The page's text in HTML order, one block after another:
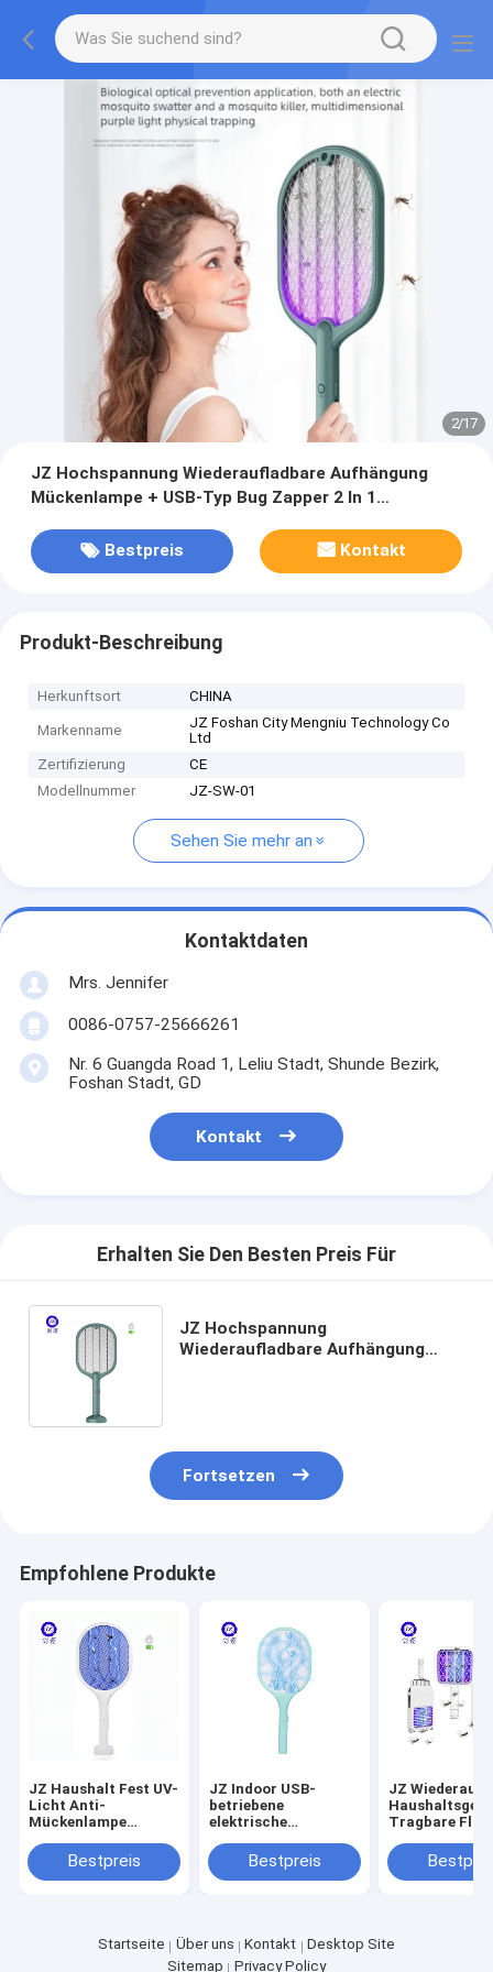
2/17
JZ Hochspannung Wiederaufladbare Aufhängung
Mückenlampe + USB-Typ Bug Zapper 2 In 1
Bestpreis
Kontakt
Produkt-Beschreibung
Herkunftsort CHINA
Markenname
JZ Foshan City Mengniu Technology Co
Ltd
Zertifizierung
CE
Modellnummer
JZ-SW-01
Sehen Sie mehr an
Kontaktdaten
Mrs. Jennifer
0086-0757-25666261
Nr. 6 Guangda Road 1, Leliu Stadt, Shunde Bezirk,
Foshan Stadt, GD
Kontakt
Erhalten Sie Den Besten Preis Für
JZ Hochspannung
Wiederaufladbare Aufhängung
Fortsetzen
Empfohlene Produkte
JZ Haushalt Fest UV-
Licht Anti-
Mückenlampe
Insektenvernichter
Leistungsstark USB-
Bestpreis
JZ Indoor USB-
betriebene
elektrische
Kinder Anti-Killing
Schädlingsbekämpfungslampe
Bestpreis
JZ
Tragbare
Startseite Über uns Kontakt
Desktop Site
Sitemap
Privacy Policy